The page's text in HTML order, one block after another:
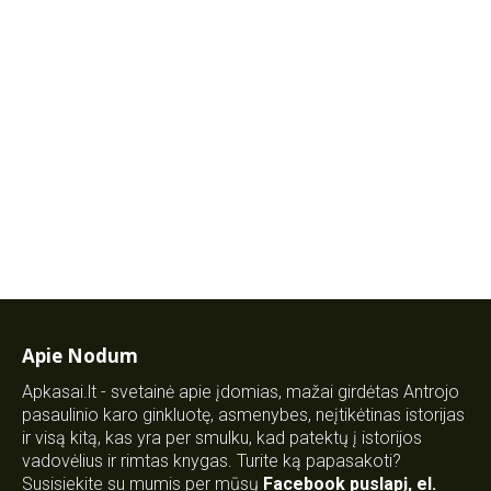
Apie Nodum
Apkasai.lt - svetainė apie įdomias, mažai girdėtas Antrojo
pasaulinio karo ginkluotę, asmenybes, neįtikėtinas istorijas
ir visą kitą, kas yra per smulku, kad patektų į istorijos
vadovėlius ir rimtas knygas. Turite ką papasakoti?
Susisiekite su mumis per mūsų Facebook puslapį, el.